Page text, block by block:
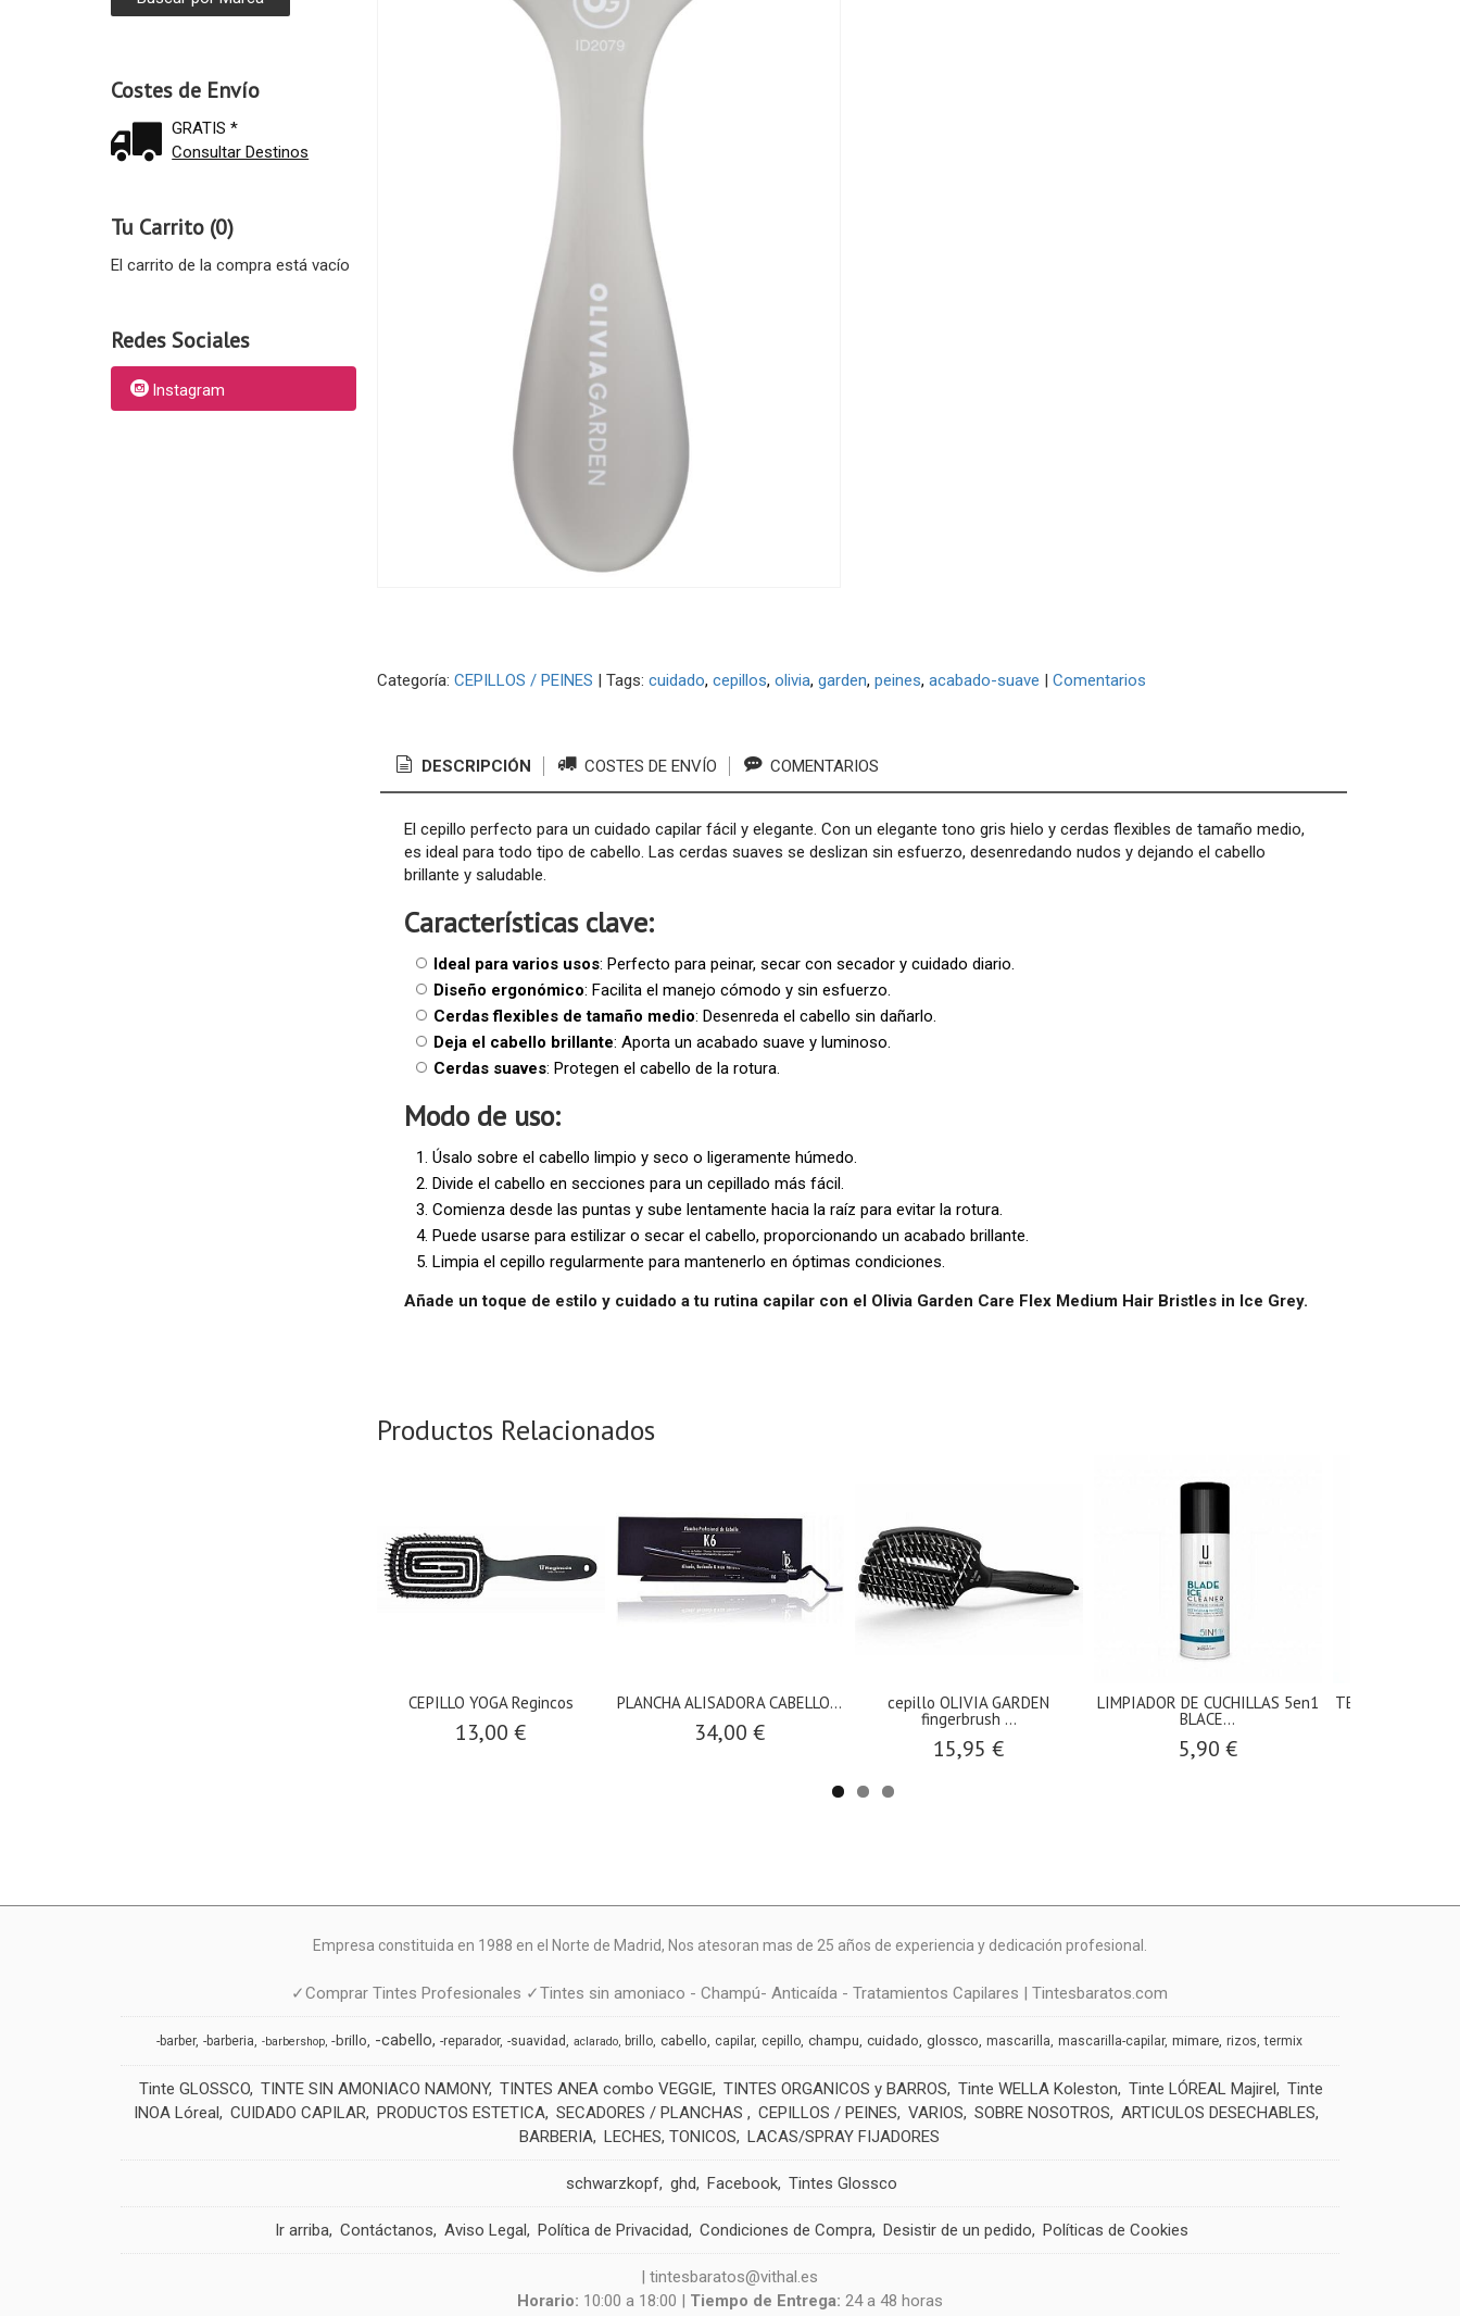
Costes de Envío
GRATIS *
Consultar Destinos
Tu Carrito (0)
El carrito de la compra está vacío
Redes Sociales
Instagram
Categoría: CEPILLOS / PEINES Tags: cuidado cepillos olivia garden peines acabado-suave Comentarios
DESCRIPCIÓN COSTES DE ENVÍO COMENTARIOS
El cepillo perfecto para un cuidado capilar fácil y elegante. Con un elegante tono gris hielo y cerdas flexibles de tamaño medio,
es ideal para todo tipo de cabello. Las cerdas suaves se deslizan sin esfuerzo, desenredando nudos y dejando el cabello
brillante y saludable.
Características clave:
Ideal para varios usos: Perfecto para peinar, secar con secador y cuidado diario.
Diseño ergonómico: Facilita el manejo cómodo y sin esfuerzo.
Cerdas flexibles de tamaño medio: Desenreda el cabello sin dañarlo.
Deja el cabello brillante: Aporta un acabado suave y luminoso.
Cerdas suaves: Protegen el cabello de la rotura.
Modo de uso:
Úsalo sobre el cabello limpio y seco o ligeramente húmedo.
Divide el cabello en secciones para un cepillado más fácil.
Comienza desde las puntas y sube lentamente hacia la raíz para evitar la rotura.
Puede usarse para estilizar o secar el cabello, proporcionando un acabado brillante.
Limpia el cepillo regularmente para mantenerlo en óptimas condiciones.
Añade un toque de estilo y cuidado a tu rutina capilar con el Olivia Garden Care Flex Medium Hair Bristles in Ice Grey.
Productos Relacionados
CEPILLO YOGA Regincos
13,00 €
PLANCHA ALISADORA CABELLO...
34,00 €
cepillo OLIVIA GARDEN
fingerbrush ...
15,95 €
LIMPIADOR DE CUCHILLAS 5en1
BLACE...
5,90 €
TERMIX GOLD
Empresa constituida en 1988 en el Norte de Madrid, Nos atesoran mas de 25 años de experiencia y dedicación profesional.
✓Comprar Tintes Profesionales ✓Tintes sin amoniaco - Champú- Anticaída - Tratamientos Capilares | Tintesbaratos.com
-barber -barberia -barbershop -brillo -cabello -reparador -suavidad aclarado brillo cabello capilar cepillo champu cuidado glossco mascarilla mascarilla-capilar mimare rizos termix
Tinte GLOSSCO TINTE SIN AMONIACO NAMONY TINTES ANEA combo VEGGIE TINTES ORGANICOS y BARROS Tinte WELLA Koleston Tinte LÓREAL Majirel Tinte
INOA Lóreal
CUIDADO CAPILAR PRODUCTOS ESTETICA SECADORES / PLANCHAS CEPILLOS / PEINES VARIOS SOBRE NOSOTROS
ARTICULOS DESECHABLES
BARBERIA
LECHES, TONICOS LACAS/SPRAY FIJADORES
schwarzkopf ghd Facebook Tintes Glossco
Ir arriba Contáctanos Aviso Legal Política de Privacidad Condiciones de Compra Desistir de un pedido Políticas de Cookies
| tintesbaratos@vithal.es
Horario: 10:00 a 18:00 | Tiempo de Entrega: 24 a 48 horas